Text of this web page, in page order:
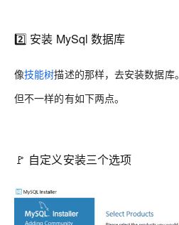
2️⃣ 安装 MySql 数据库
像技能树描述的那样，去安装数据库。
但不一样的有如下两点。
🚩 自定义安装三个选项